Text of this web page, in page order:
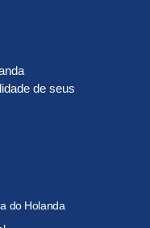
de seus
do Holanda